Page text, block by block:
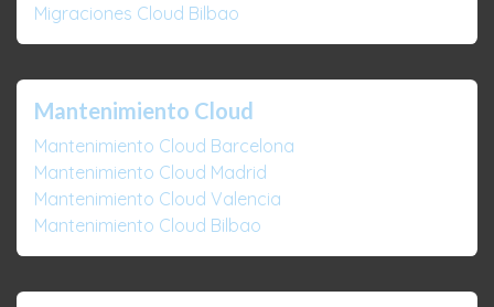
Migraciones Cloud Bilbao
Mantenimiento Cloud
Mantenimiento Cloud Barcelona
Mantenimiento Cloud Madrid
Mantenimiento Cloud Valencia
Mantenimiento Cloud Bilbao